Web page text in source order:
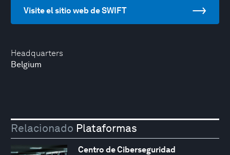
Headquarters
Belgium
Visite el sitio web de SWIFT
Relacionado Plataformas
Centro de Ciberseguridad